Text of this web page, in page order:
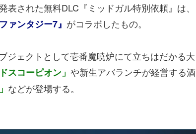
表された無料DLC『ミッドガル特別依頼』は、
ァンタジー7』 がコラボしたもの。
ジェクトとして壱番魔暁炉にて立ちはだかる大
スコーピオン」 や新生アバランチが経営する酒
などが登場する。